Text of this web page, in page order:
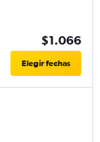
$1.066
Elegir fechas